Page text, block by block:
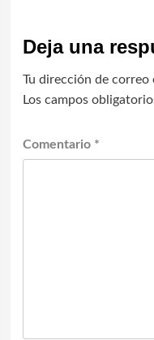
Deja una
Tu dirección de
Los campos
Comentario *